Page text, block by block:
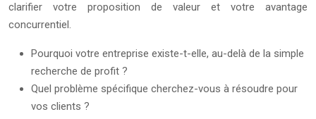
clarifier votre proposition de valeur et votre avantage
concurrentiel.
Pourquoi votre entreprise existe-t-elle, au-delà de la simple
recherche de profit ?
Quel problème spécifique cherchez-vous à résoudre pour
vos clients ?